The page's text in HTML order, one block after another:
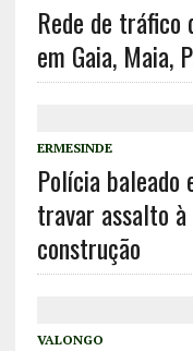
Rede de tráfico
em Gaia, Maia,
ERMESINDE
Polícia baleado
travar assalto
construção
VALONGO